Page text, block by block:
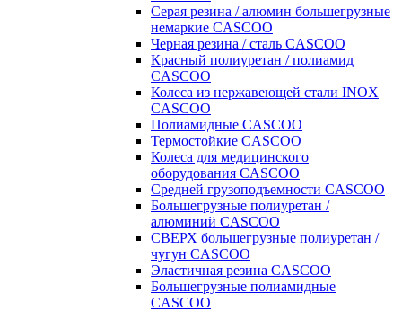
Серая резина / алюмин большегрузные
немаркие CASCOO
Черная резина / сталь CASCOO
Красный полиуретан / полиамид
CASCOO
Колеса из нержавеющей стали INOX
CASCOO
Полиамидные CASCOO
Термостойкие CASCOO
Колеса для медицинского
оборудования CASCOO
Средней грузоподъемности CASCOO
Большегрузные полиуретан /
алюминий CASCOO
СВЕРХ большегрузные полиуретан /
чугун CASCOO
Эластичная резина CASCOO
Большегрузные полиамидные
CASCOO